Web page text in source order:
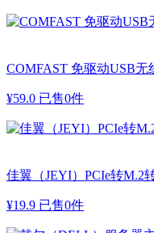
COMFAST 免驱动USB
¥59.0 已售0件
佳翼（JEYI）PCIe转M.2
¥19.9 已售0件